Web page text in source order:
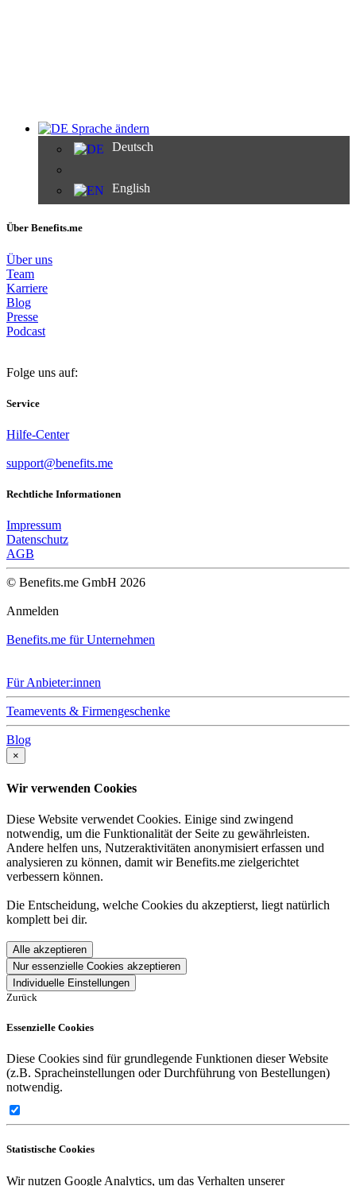
Sprache ändern
Deutsch
English
Über Benefits.me
Über uns
Team
Karriere
Blog
Presse
Podcast
Folge uns auf:
Service
Hilfe-Center
support@benefits.me
Rechtliche Informationen
Impressum
Datenschutz
AGB
© Benefits.me GmbH 2026
Anmelden
Benefits.me für Unternehmen
Für Anbieter:innen
Teamevents & Firmengeschenke
Blog
×
Wir verwenden Cookies
Diese Website verwendet Cookies. Einige sind zwingend
notwendig, um die Funktionalität der Seite zu gewährleisten.
Andere helfen uns, Nutzeraktivitäten anonymisiert erfassen und
analysieren zu können, damit wir Benefits.me zielgerichtet
verbessern können.
Die Entscheidung, welche Cookies du akzeptierst, liegt natürlich
komplett bei dir.
Alle akzeptieren
Nur essenzielle Cookies akzeptieren
Individuelle Einstellungen
Zurück
Essenzielle Cookies
Diese Cookies sind für grundlegende Funktionen dieser Website
(z.B. Spracheinstellungen oder Durchführung von Bestellungen)
notwendig.
Statistische Cookies
Wir nutzen Google Analytics, um das Verhalten unserer